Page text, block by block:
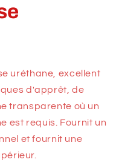
uréthane, excellent
d'apprêt, de
transparente où un
est requis. Fournit un
et fournit une